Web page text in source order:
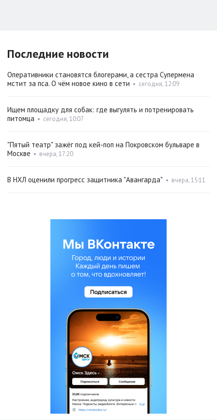
Последние новости
Оперативники становятся блогерами, а сестра Супермена
мстит за пса. О чём новое кино в сети • сегодня, 12:09
Ищем площадку для собак: где выгулять и потренировать
питомца • сегодня, 10:07
"Пятый театр" зажёг под кей-поп на Покровском бульваре в
Москве • вчера, 17:20
В НХЛ оценили прогресс защитника "Авангарда" • вчера, 15:11